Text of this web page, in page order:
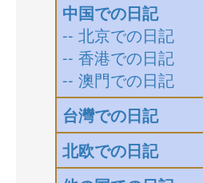
中国での日記
-- 北京での日記
-- 香港での日記
-- 澳門での日記
台灣での日記
北欧での日記